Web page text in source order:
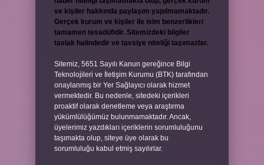
ve kişiler hakkında paylaşım yapılmamaktadır.
Gerçek kurum ve kişiler ile isim benzerlikleri
tamamen tesadüfidir. Sitemizdeki bilgiler
taslak halindedir ve tavsiye niteliği taşımazlar.
Sitemiz, 5651 Sayılı Kanun gereğince Bilgi
Teknolojileri ve İletişim Kurumu (BTK) tarafından
onaylanmış bir Yer Sağlayıcı olarak hizmet
vermektedir. Bu nedenle, sitedeki içerikleri
proaktif olarak denetleme veya araştırma
yükümlülüğümüz bulunmamaktadır. Ancak,
üyelerimiz yazdıkları içeriklerin sorumluluğunu
taşımakta olup, siteye üye olarak bu
sorumluluğu kabul etmiş sayılırlar.